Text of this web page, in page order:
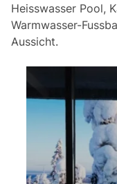
Heisswasser Pool,
Warmwasser-
Aussicht.